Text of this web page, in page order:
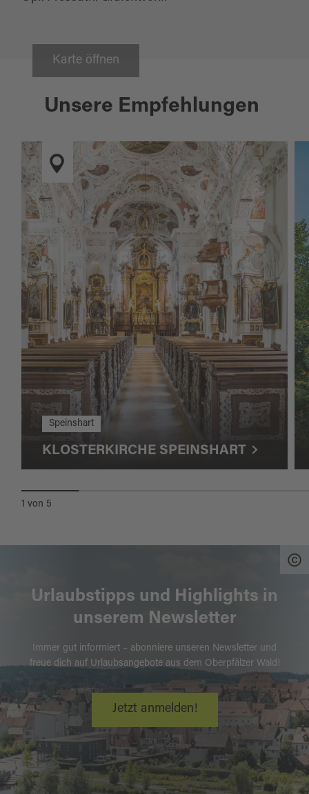
Karte öffnen
Unsere Empfehlungen
Speinshart
KLOSTERKIRCHE SPEINSHART
1 von 5
Urlaubstipps und Highlights in
unserem Newsletter
Immer gut informiert – abonniere unseren Newsletter und
freue dich auf Urlaubsangebote aus dem Oberpfälzer Wald!
Jetzt anmelden!